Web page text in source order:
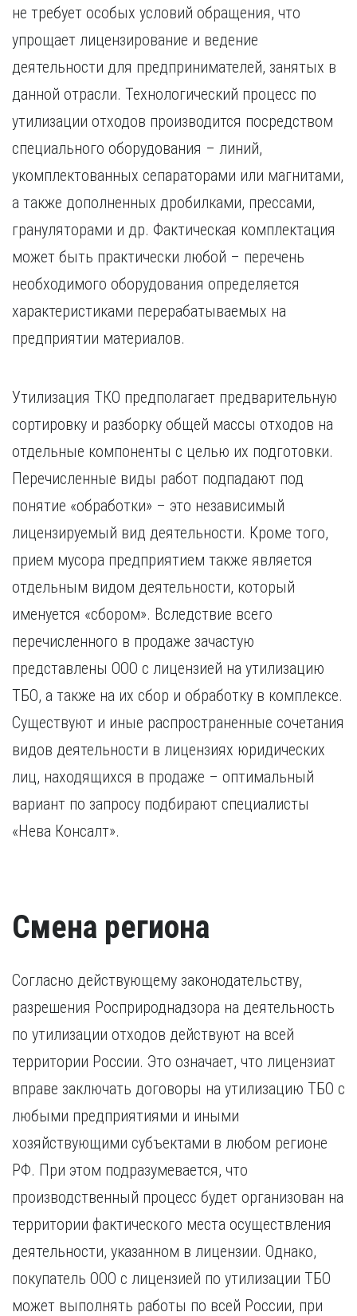
не требует особых условий обращения, что
упрощает лицензирование и ведение
деятельности для предпринимателей, занятых в
данной отрасли. Технологический процесс по
утилизации отходов производится посредством
специального оборудования – линий,
укомплектованных сепараторами или магнитами,
а также дополненных дробилками, прессами,
грануляторами и др. Фактическая комплектация
может быть практически любой – перечень
необходимого оборудования определяется
характеристиками перерабатываемых на
предприятии материалов.
Утилизация ТКО предполагает предварительную
сортировку и разборку общей массы отходов на
отдельные компоненты с целью их подготовки.
Перечисленные виды работ подпадают под
понятие «обработки» – это независимый
лицензируемый вид деятельности. Кроме того,
прием мусора предприятием также является
отдельным видом деятельности, который
именуется «сбором». Вследствие всего
перечисленного в продаже зачастую
представлены ООО с лицензией на утилизацию
ТБО, а также на их сбор и обработку в комплексе.
Существуют и иные распространенные сочетания
видов деятельности в лицензиях юридических
лиц, находящихся в продаже – оптимальный
вариант по запросу подбирают специалисты
«Нева Консалт».
Смена региона
Согласно действующему законодательству,
разрешения Росприроднадзора на деятельность
по утилизации отходов действуют на всей
территории России. Это означает, что лицензиат
вправе заключать договоры на утилизацию ТБО с
любыми предприятиями и иными
хозяйствующими субъектами в любом регионе
РФ. При этом подразумевается, что
производственный процесс будет организован на
территории фактического места осуществления
деятельности, указанном в лицензии. Однако,
покупатель ООО с лицензией по утилизации ТБО
может выполнять работы по всей России, при